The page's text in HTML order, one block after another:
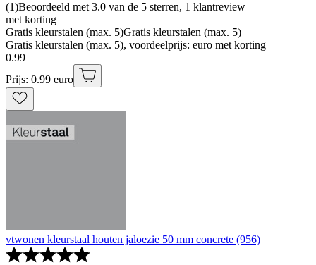
(1)Beoordeeld met 3.0 van de 5 sterren, 1 klantreview
met korting
Gratis kleurstalen (max. 5)Gratis kleurstalen (max. 5)
Gratis kleurstalen (max. 5), voordeelprijs: euro met korting
0.99
Prijs: 0.99 euro
vtwonen kleurstaal houten jaloezie 50 mm concrete (956)